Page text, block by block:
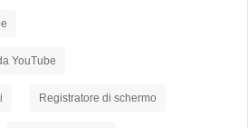
YouTube
Registratore di schermo